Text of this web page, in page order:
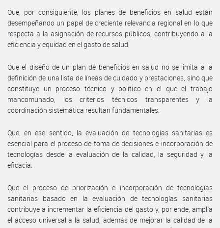
Que, por consiguiente, los planes de beneficios en salud están
desempeñando un papel de creciente relevancia regional en lo que
respecta a la asignación de recursos públicos, contribuyendo a la
eficiencia y equidad en el gasto de salud.
Que el diseño de un plan de beneficios en salud no se limita a la
definición de una lista de líneas de cuidado y prestaciones, sino que
constituye un proceso técnico y político en el que el trabajo
mancomunado, los criterios técnicos transparentes y la
coordinación sistemática resultan fundamentales.
Que, en ese sentido, la evaluación de tecnologías sanitarias es
esencial para el proceso de toma de decisiones e incorporación de
tecnologías desde la evaluación de la calidad, la seguridad y la
eficacia.
Que el proceso de priorización e incorporación de tecnologías
sanitarias basado en la evaluación de tecnologías sanitarias
contribuye a incrementar la eficiencia del gasto y, por ende, amplía
el acceso universal a la salud, además de mejorar la calidad de la